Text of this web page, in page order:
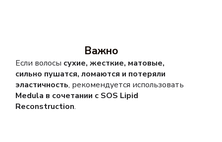
Важно
Если волосы сухие, жесткие, матовые,
сильно пушатся, ломаются и потеряли
эластичность, рекомендуется использовать
Medula в сочетании с SOS Lipid
Reconstruction.